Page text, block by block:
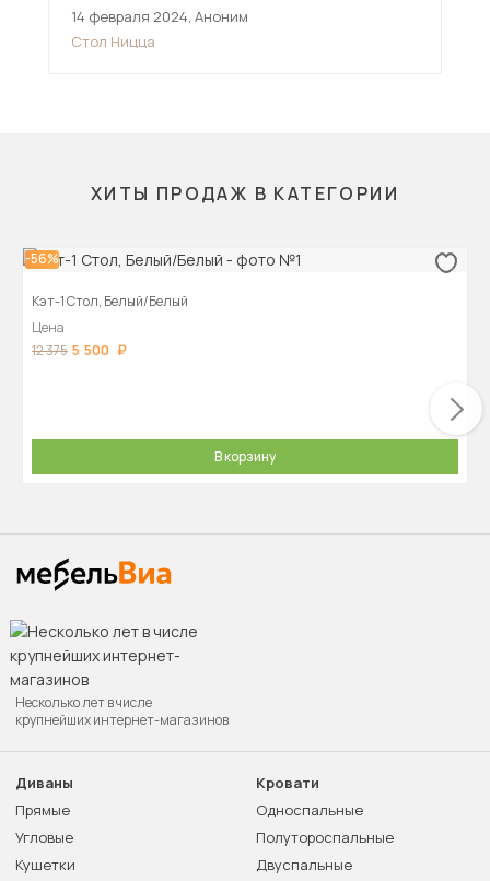
14 февраля 2024, Аноним
Стол Ницца
ХИТЫ ПРОДАЖ В КАТЕГОРИИ
-56%
Кэт-1 Стол, Белый/Белый
Цена
12 375 5 500
В корзину
Несколько лет в числе
крупнейших интернет-магазинов
Диваны
Прямые
Угловые
Кушетки
Кровати
Односпальные
Полутороспальные
Двуспальные